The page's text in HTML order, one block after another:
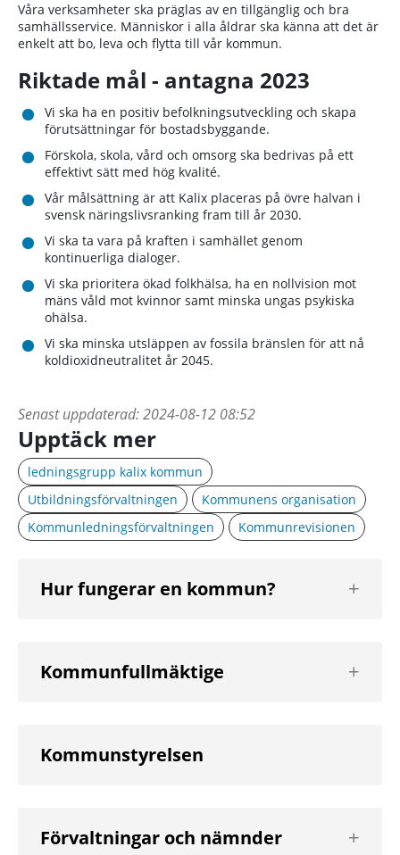
Våra verksamheter ska präglas av en tillgänglig och bra
samhällsservice. Människor i alla åldrar ska känna att det är
enkelt att bo, leva och flytta till vår kommun.
Riktade mål - antagna 2023
Vi ska ha en positiv befolkningsutveckling och skapa
förutsättningar för bostadsbyggande.
Förskola, skola, vård och omsorg ska bedrivas på ett
effektivt sätt med hög kvalité.
Vår målsättning är att Kalix placeras på övre halvan i
svensk näringslivsranking fram till år 2030.
Vi ska ta vara på kraften i samhället genom
kontinuerliga dialoger.
Vi ska prioritera ökad folkhälsa, ha en nollvision mot
mäns våld mot kvinnor samt minska ungas psykiska
ohälsa.
Vi ska minska utsläppen av fossila bränslen för att nå
koldioxidneutralitet år 2045.
Senast uppdaterad:2024-08-12 08:52
Upptäck mer
ledningsgrupp kalix kommun
Utbildningsförvaltningen
Kommunens organisation
Kommunledningsförvaltningen
Kommunrevisionen
Hur fungerar en kommun?
nästa
Kommunfullmäktige
nästa
Kommunstyrelsen
Förvaltningar och nämnder
nästa